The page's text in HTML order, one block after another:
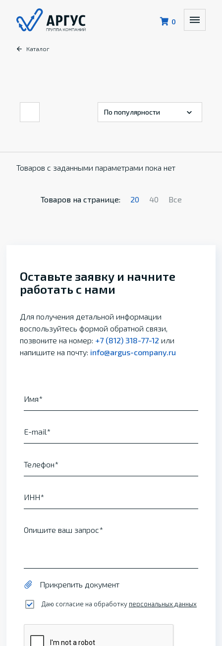
0
Каталог
Товаров с заданными параметрами пока нет
Товаров на странице: 20 40 Все
Оставьте заявку и начните
работать с нами
Для получения детальной информации
воспользуйтесь формой обратной связи,
позвоните на номер: +7 (812) 318-77-12 или
напишите на почту: info@argus-company.ru
Имя
E-mail
Телефон
ИНН
Опишите ваш запрос
Прикрепить документ
Даю согласие на обработку персональных данных